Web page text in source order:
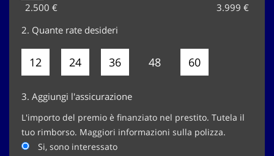
2.500 € 3.999 €
2. Quante rate desideri
12 24 36 48 60
3. Aggiungi l'assicurazione
L'importo del premio è finanziato nel prestito. Tutela il
tuo rimborso. Maggiori informazioni sulla polizza.
Si, sono interessato